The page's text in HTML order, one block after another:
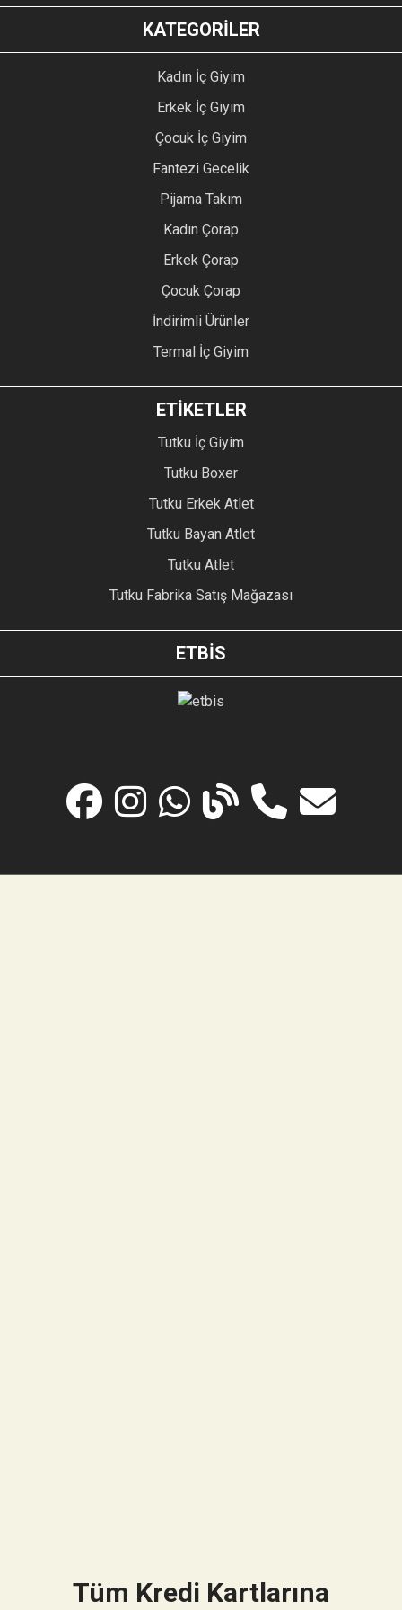
KATEGORİLER
Kadın İç Giyim
Erkek İç Giyim
Çocuk İç Giyim
Fantezi Gecelik
Pijama Takım
Kadın Çorap
Erkek Çorap
Çocuk Çorap
İndirimli Ürünler
Termal İç Giyim
ETİKETLER
Tutku İç Giyim
Tutku Boxer
Tutku Erkek Atlet
Tutku Bayan Atlet
Tutku Atlet
Tutku Fabrika Satış Mağazası
ETBİS
Tüm Kredi Kartlarına